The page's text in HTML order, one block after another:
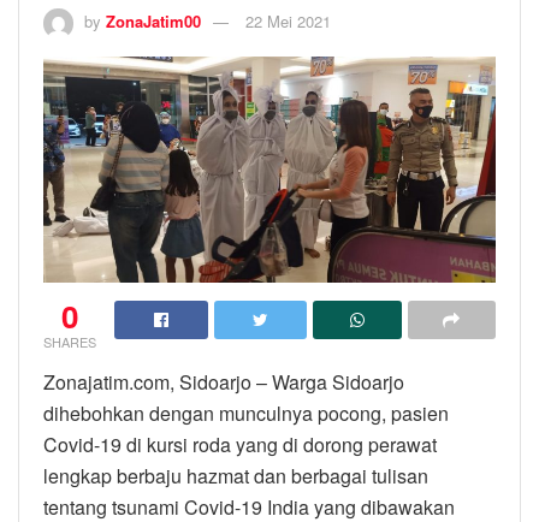
by ZonaJatim00 22 Mei 2021
0
SHARES
Zonajatim.com, Sidoarjo – Warga Sidoarjo
dihebohkan dengan munculnya pocong, pasien
Covid-19 di kursi roda yang di dorong perawat
lengkap berbaju hazmat dan berbagai tulisan
tentang tsunami Covid-19 India yang dibawakan